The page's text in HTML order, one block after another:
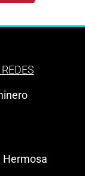
Hermosa